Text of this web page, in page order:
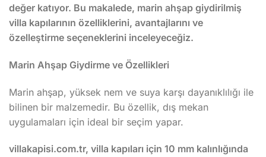
değer katıyor. Bu makalede, marin ahşap giydirilmiş
villa kapılarının özelliklerini, avantajlarını ve
özelleştirme seçeneklerini inceleyeceğiz.
Marin Ahşap Giydirme ve Özellikleri
Marin ahşap, yüksek nem ve suya karşı dayanıklılığı ile
bilinen bir malzemedir. Bu özellik, dış mekan
uygulamaları için ideal bir seçim yapar.
villakapisi.com.tr, villa kapıları için 10 mm kalınlığında